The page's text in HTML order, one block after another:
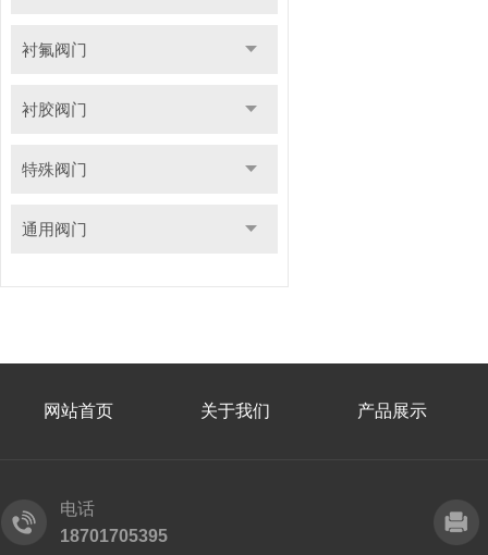
衬氟阀门
衬胶阀门
特殊阀门
通用阀门
网站首页 关于我们 产品展示
电话
18701705395